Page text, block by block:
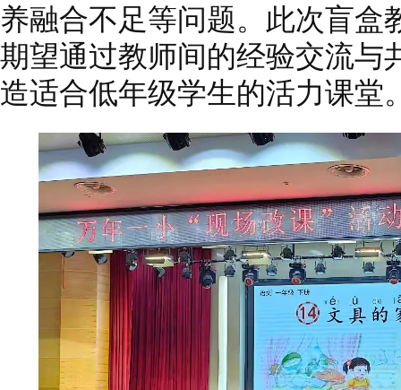
养融合不足等问题。此次盲盒
期望通过教师间的经验交流与
造适合低年级学生的活力课堂